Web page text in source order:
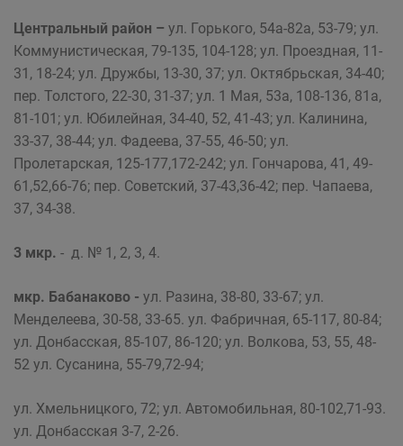
Центральный район – ул. Горького, 54а-82а, 53-79; ул.
Коммунистическая, 79-135, 104-128; ул. Проездная, 11-
31, 18-24; ул. Дружбы, 13-30, 37; ул. Октябрьская, 34-40;
пер. Толстого, 22-30, 31-37; ул. 1 Мая, 53а, 108-136, 81а,
81-101; ул. Юбилейная, 34-40, 52, 41-43; ул. Калинина,
33-37, 38-44; ул. Фадеева, 37-55, 46-50; ул.
Пролетарская, 125-177,172-242; ул. Гончарова, 41, 49-
61,52,66-76; пер. Советский, 37-43,36-42; пер. Чапаева,
37, 34-38.
3 мкр. - д. № 1, 2, 3, 4.
мкр. Бабанаково - ул. Разина, 38-80, 33-67; ул.
Менделеева, 30-58, 33-65. ул. Фабричная, 65-117, 80-84;
ул. Донбасская, 85-107, 86-120; ул. Волкова, 53, 55, 48-
52 ул. Сусанина, 55-79,72-94;
ул. Хмельницкого, 72; ул. Автомобильная, 80-102,71-93.
ул. Донбасская 3-7, 2-26.